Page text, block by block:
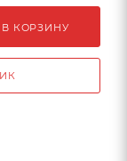
В КОРЗИНУ